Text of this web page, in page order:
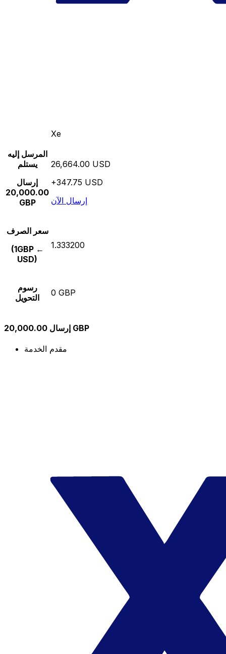
Xe
المرسل إليه
يستلم
إرسال
20,000.00
GBP
26,664.00 USD
+347.75 USD
إرسال الآن
سعر الصرف
(1GBP ←
USD)
1.333200
رسوم
التحويل
0 GBP
إرسال 20,000.00 GBP
مقدم الخدمة